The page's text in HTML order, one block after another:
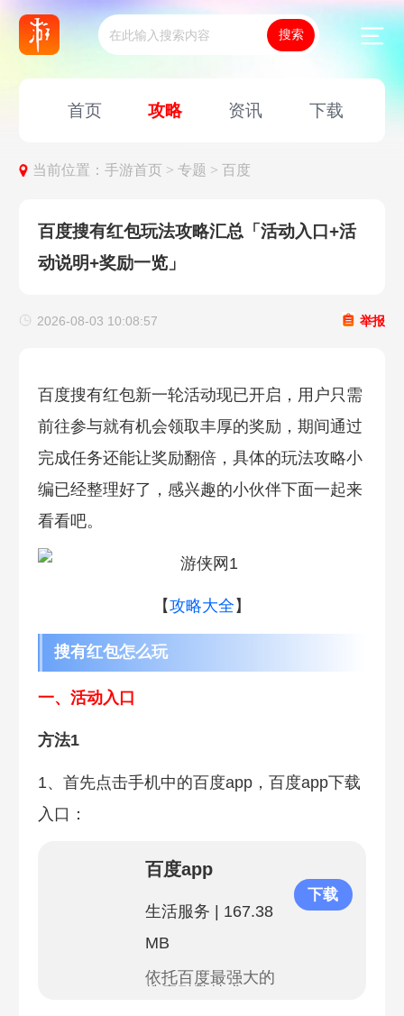
首页 攻略 资讯 下载
当前位置：手游首页 >专题 >百度
百度搜有红包玩法攻略汇总「活动入口+活
动说明+奖励一览」
2026-08-03 10:08:57 举报
百度搜有红包新一轮活动现已开启，用户只需
前往参与就有机会领取丰厚的奖励，期间通过
完成任务还能让奖励翻倍，具体的玩法攻略小
编已经整理好了，感兴趣的小伙伴下面一起来
看看吧。
【攻略大全 】
搜有红包怎么玩
一、活动入口
方法1
1、首先点击手机中的百度app，百度app下载
入口：
百度app
生活服务 | 167.38
MB
依托百度最强大的
搜索引擎技术
下载